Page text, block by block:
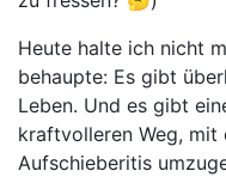
Heute halte ich nicht
behaupte: Es gibt
Leben. Und es gibt
kraftvolleren Weg,
Aufschieberitis